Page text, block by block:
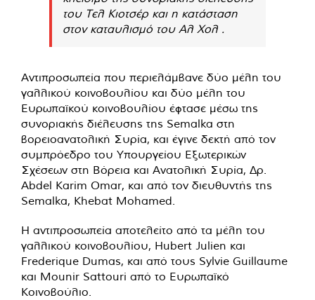
του Τελ Κιοτσέρ και η κατάσταση
στον καταυλισμό του Αλ Χολ .
Αντιπροσωπεία που περιελάμβανε δύο μέλη του
γαλλικού κοινοβουλίου και δύο μέλη του
Ευρωπαϊκού κοινοβουλίου έφτασε μέσω της
συνοριακής διέλευσης της Semalka στη
βορειοανατολική Συρία, και έγινε δεκτή από τον
συμπρόεδρο του Υπουργείου Εξωτερικών
Σχέσεων στη Βόρεια και Ανατολική Συρία, Δρ.
Abdel Karim Omar, και από τον διευθυντής της
Semalka, Khebat Mohamed.
Η αντιπροσωπεία αποτελείτο από τα μέλη του
γαλλικού κοινοβουλίου, Hubert Julien και
Frederique Dumas, και από τους Sylvie Guillaume
και Mounir Sattouri από το Ευρωπαϊκό
Κοινοβούλιο.